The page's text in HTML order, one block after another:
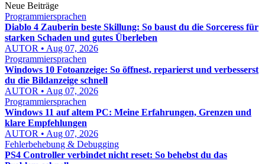
Neue Beiträge
Programmiersprachen
Diablo 4 Zauberin beste Skillung: So baust du die Sorceress für
starken Schaden und gutes Überleben
AUTOR • Aug 07, 2026
Programmiersprachen
Windows 10 Fotoanzeige: So öffnest, reparierst und verbesserst
du die Bildanzeige schnell
AUTOR • Aug 07, 2026
Programmiersprachen
Windows 11 auf altem PC: Meine Erfahrungen, Grenzen und
klare Empfehlungen
AUTOR • Aug 07, 2026
Fehlerbehebung & Debugging
PS4 Controller verbindet nicht reset: So behebst du das